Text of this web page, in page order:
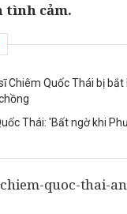
tình cảm.
Chiêm Quốc Thái bị
Thái: 'Bất ngờ khi